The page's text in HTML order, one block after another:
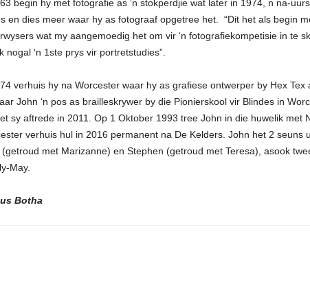
begin hy met fotografie as ‘n stokperdjie wat later in 1974, n na-
en dies meer waar hy as fotograaf opgetree het. “Dit het als begin
wat my aangemoedig het om vir ‘n fotografiekompetisie in te
nogal ‘n 1ste prys vir portretstudies”.
verhuis hy na Worcester waar hy as grafiese ontwerper by Hex
John ‘n pos as brailleskrywer by die Pionierskool vir Blindes in
sy aftrede in 2011. Op 1 Oktober 1993 tree John in die huwelik met
verhuis hul in 2016 permanent na De Kelders. John het 2 seuns
met Marizanne) en Stephen (getroud met Teresa), asook
May.
Botha